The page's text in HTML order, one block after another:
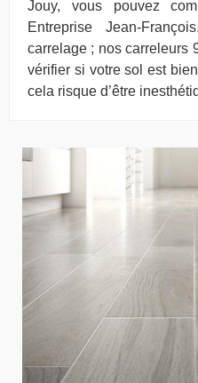
Jouy, vous pouvez
Entreprise Jean-
carrelage ; nos carreleurs
vérifier si votre sol est
cela risque d’être